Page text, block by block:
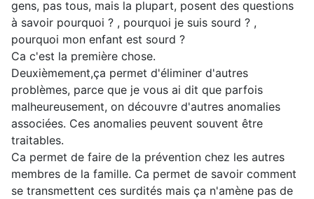
gens, pas tous, mais la plupart, posent des questions
à savoir pourquoi ? , pourquoi je suis sourd ? ,
pourquoi mon enfant est sourd ?
Ca c'est la première chose.
Deuxièmement,ça permet d'éliminer d'autres
problèmes, parce que je vous ai dit que parfois
malheureusement, on découvre d'autres anomalies
associées. Ces anomalies peuvent souvent être
traitables.
Ca permet de faire de la prévention chez les autres
membres de la famille. Ca permet de savoir comment
se transmettent ces surdités mais ça n'amène pas de